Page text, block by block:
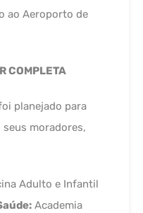
ao Aeroporto de
COMPLETA
planejado para
moradores,
Adulto e Infantil
Academia